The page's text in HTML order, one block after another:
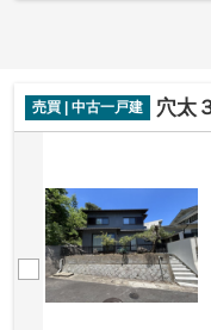
売買 | 中古一戸建 穴太